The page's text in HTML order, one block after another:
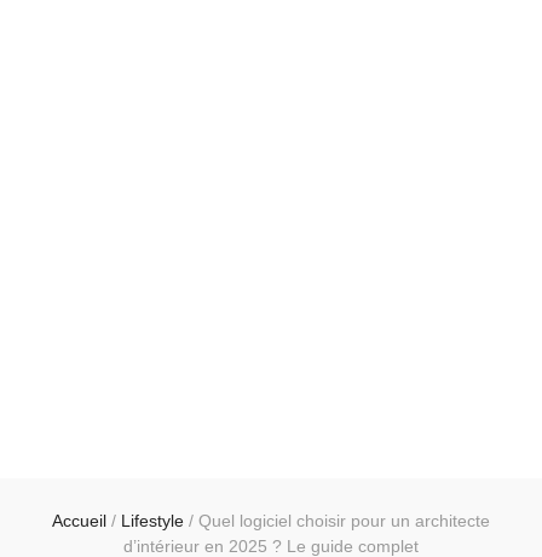
Accueil / Lifestyle / Quel logiciel choisir pour un architecte
d’intérieur en 2025 ? Le guide complet